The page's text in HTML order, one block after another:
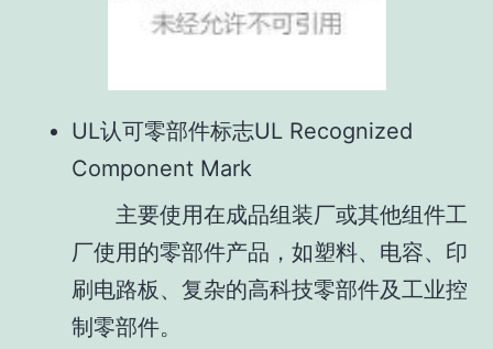
UL认可零部件标志UL Recognized
Component Mark
主要使用在成品组装厂或其他组件工
厂使用的零部件产品，如塑料、电容、印
刷电路板、复杂的高科技零部件及工业控
制零部件。